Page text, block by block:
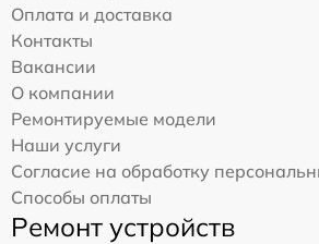
Оплата и доставка
Контакты
Вакансии
О компании
Ремонтируемые модели
Наши услуги
Согласие на обработку
Способы оплаты
Ремонт устройств